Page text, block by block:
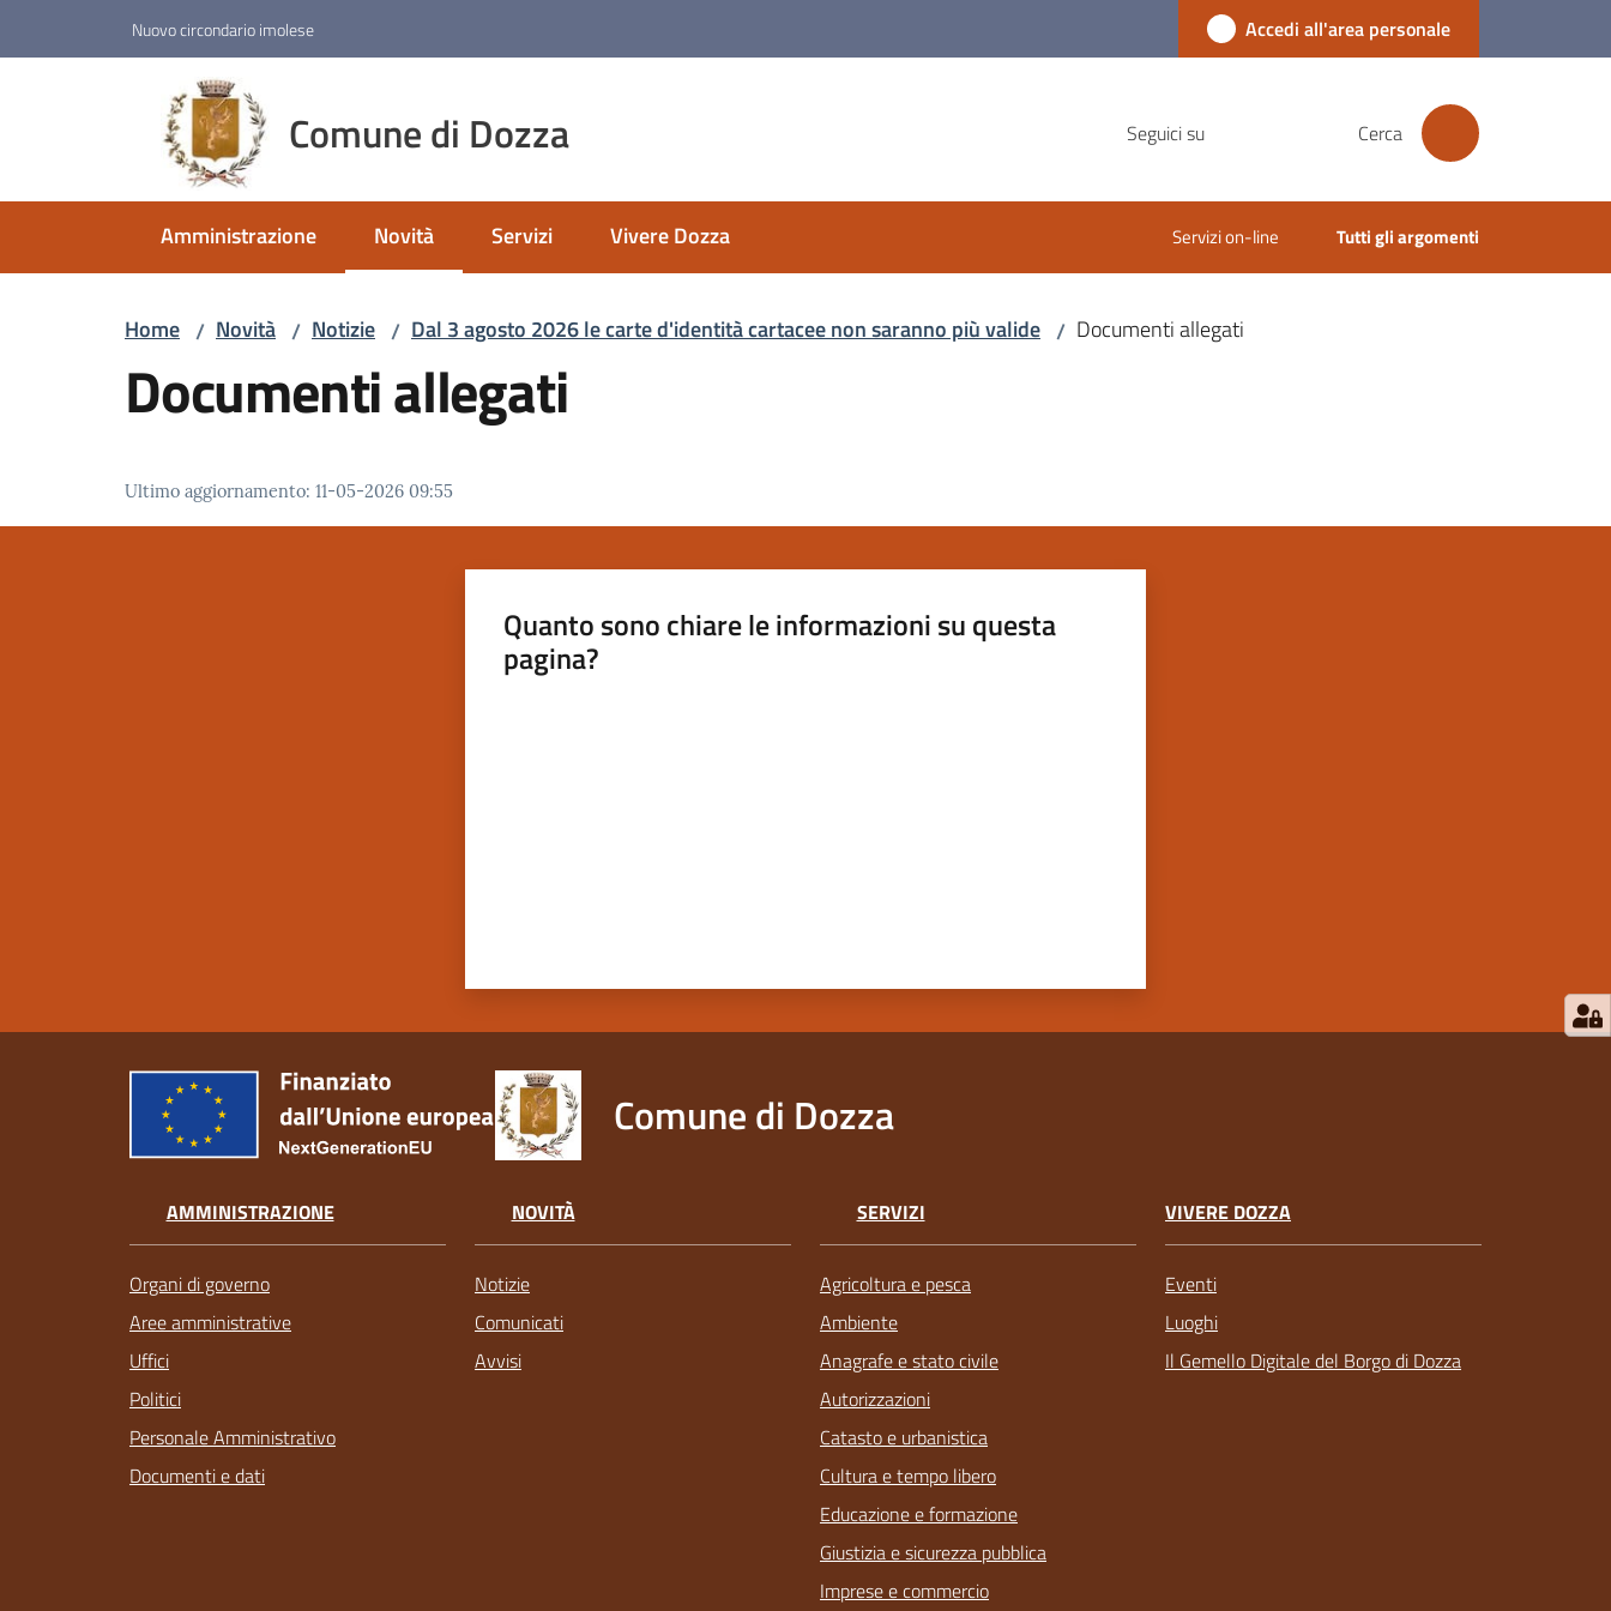
Nuovo circondario imolese Accedi all'area personale
Comune di Dozza Seguici su Cerca
Amministrazione Novità
Menu selezionato
Servizi Vivere Dozza Servizi on-line Tutti gli argomenti
Home / Novità / Notizie / Dal 3 agosto 2026 le carte d'identità cartacee non saranno più valide / Documenti allegati
Documenti allegati
Ultimo aggiornamento: 11-05-2026 09:55
Quanto sono chiare le informazioni su questa
pagina?
Comune di Dozza
AMMINISTRAZIONE
Organi di governo
Aree amministrative
Uffici
Politici
Personale Amministrativo
Documenti e dati
NOVITÀ
Notizie
Comunicati
Avvisi
SERVIZI
Agricoltura e pesca
Ambiente
Anagrafe e stato civile
Autorizzazioni
Catasto e urbanistica
Cultura e tempo libero
Educazione e formazione
Giustizia e sicurezza pubblica
Imprese e commercio
VIVERE DOZZA
Eventi
Luoghi
Il Gemello Digitale del Borgo di Dozza